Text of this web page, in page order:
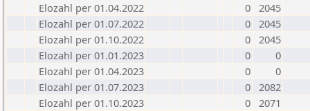
Elozahl per 01.04.2022
0 2045
Elozahl per 01.07.2022
0 2045
Elozahl per 01.10.2022
0 2045
Elozahl per 01.01.2023
0
0
Elozahl per 01.04.2023
0
0
Elozahl per 01.07.2023
0 2082
Elozahl per 01.10.2023
0 2071